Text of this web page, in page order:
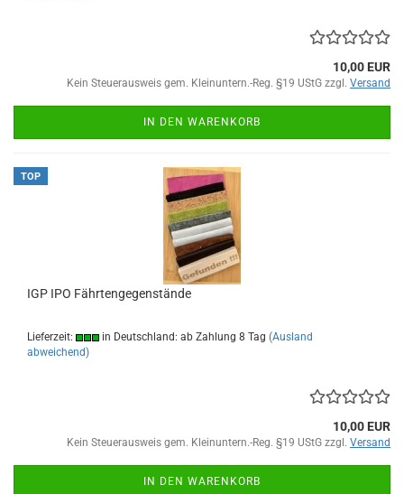
10,00 EUR
Kein Steuerausweis gem. Kleinuntern.-Reg. §19 UStG zzgl. Versand
IN DEN WARENKORB
TOP
IGP IPO Fährtengegenstände
Lieferzeit: in Deutschland: ab Zahlung 8 Tag (Ausland
abweichend)
10,00 EUR
Kein Steuerausweis gem. Kleinuntern.-Reg. §19 UStG zzgl. Versand
IN DEN WARENKORB